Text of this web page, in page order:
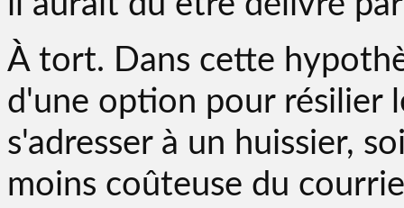
À tort. Dans cette
d'une option pour résilier
s'adresser à un huissier,
moins coûteuse du